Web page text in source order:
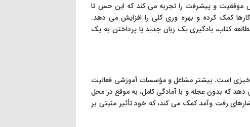
موفقیت و پیشرفت را تجربه می کند که این حس تا
کارها کمک کرده و بهره وری کلی را افزایش می دهد.
کتاب، یادگیری یک زبان جدید یا پرداختن به یک
است. بیشتر مشاغل و مؤسسات آموزشی فعالیت
دهد که بدون عجله و با آمادگی کامل، به موقع در محل
رفت وآمد کمک می کند، که خود تأثیر مثبتی بر